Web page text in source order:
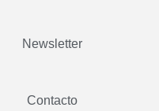
Newsletter
Contacto